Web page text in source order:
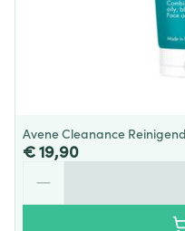
Avene Cleanance
€ 19,90